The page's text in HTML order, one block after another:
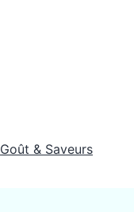
Goût & Saveurs